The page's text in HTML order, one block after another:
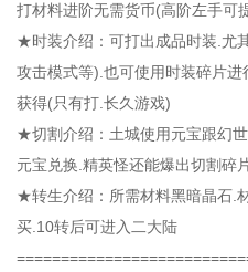
打材料进阶无需货币(高阶左手可
★时装介绍：可打出成品时装.尤
攻击模式等).也可使用时装碎片
获得(只有打.长久游戏)
★切割介绍：土城使用元宝跟幻
元宝兑换.精英怪还能爆出切割碎
★转生介绍：所需材料黑暗晶石.
买.10转后可进入二大陆